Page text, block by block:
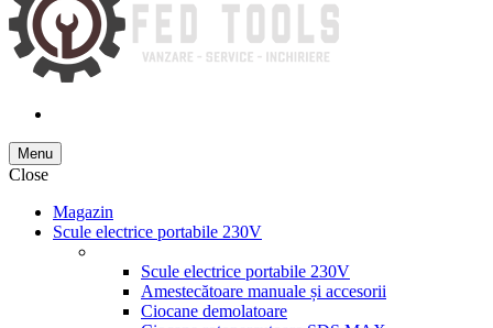
Menu
Close
Magazin
Scule electrice portabile 230V
Scule electrice portabile 230V
Amestecătoare manuale și accesorii
Ciocane demolatoare